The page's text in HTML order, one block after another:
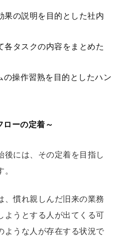
果の説明を目的とした社内
各タスクの内容をまとめた
の操作習熟を目的としたハン
ーの定着～
後には、その定着を目指し
、慣れ親しんだ旧来の業務
ようとする人が出てくる可
ような人が存在する状況で